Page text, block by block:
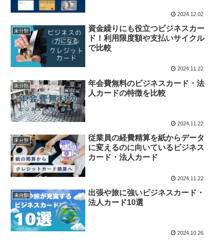
2024.12.02
未分類
資金繰りにも役立つビジネスカー
ド！利用限度額や支払いサイクル
で比較
2024.11.22
未分類
年会費無料のビジネスカード・法
人カードの特徴を比較
2024.11.22
未分類
従業員の経費精算を紙からデータ
に変えるのに向いているビジネス
カード・法人カード
2024.11.22
未分類
出張や旅に強いビジネスカード・
法人カード10選
2024.10.26